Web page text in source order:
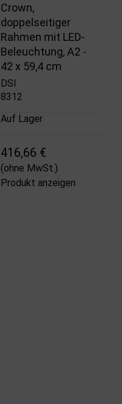
Crown,
doppelseitiger
Rahmen mit LED-
Beleuchtung, A2 -
42 x 59,4 cm
DSI
8312
Auf Lager
416,66 €
(ohne MwSt.)
Produkt anzeigen